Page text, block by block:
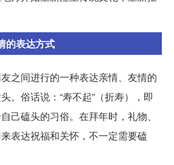
的表达方式
之间进行的一种表达亲情、友情的
。俗话说：“寿不起”（折寿），即
己磕头的习俗。在拜年时，礼物、
表达祝福和关怀，不一定需要磕